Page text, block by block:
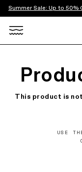
Summer Sale: Up to 50%
This product is
USE